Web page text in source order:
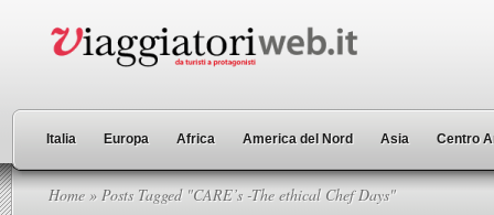
Italia Europa Africa America del Nord Asia Centro
Home » Posts Tagged "CARE’s -The ethical Chef Days"